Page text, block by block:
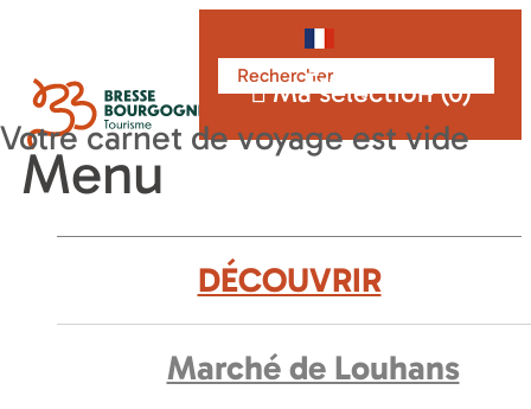
Français
Ma sélection (0)
Menu
DÉCOUVRIR
Marché de Louhans